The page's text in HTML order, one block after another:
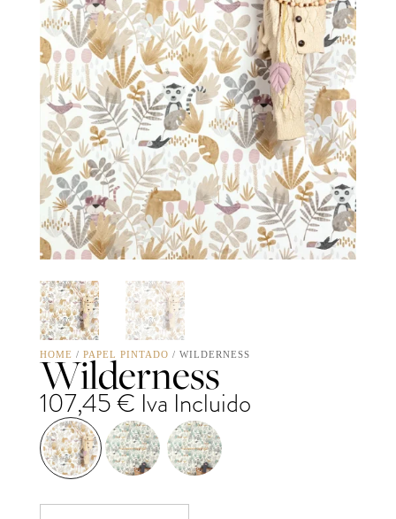
HOME / PAPEL PINTADO / WILDERNESS
Wilderness
107,45€ Iva Incluido